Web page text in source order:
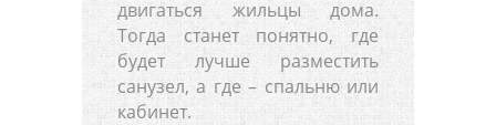
двигаться жильцы дома.
Тогда станет понятно, где
будет лучше разместить
санузел, а где – спальню или
кабинет.